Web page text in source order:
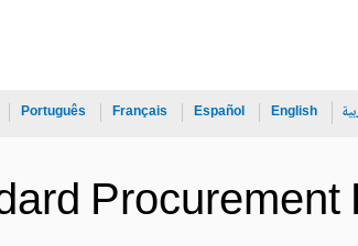
English
Español
Français
Português